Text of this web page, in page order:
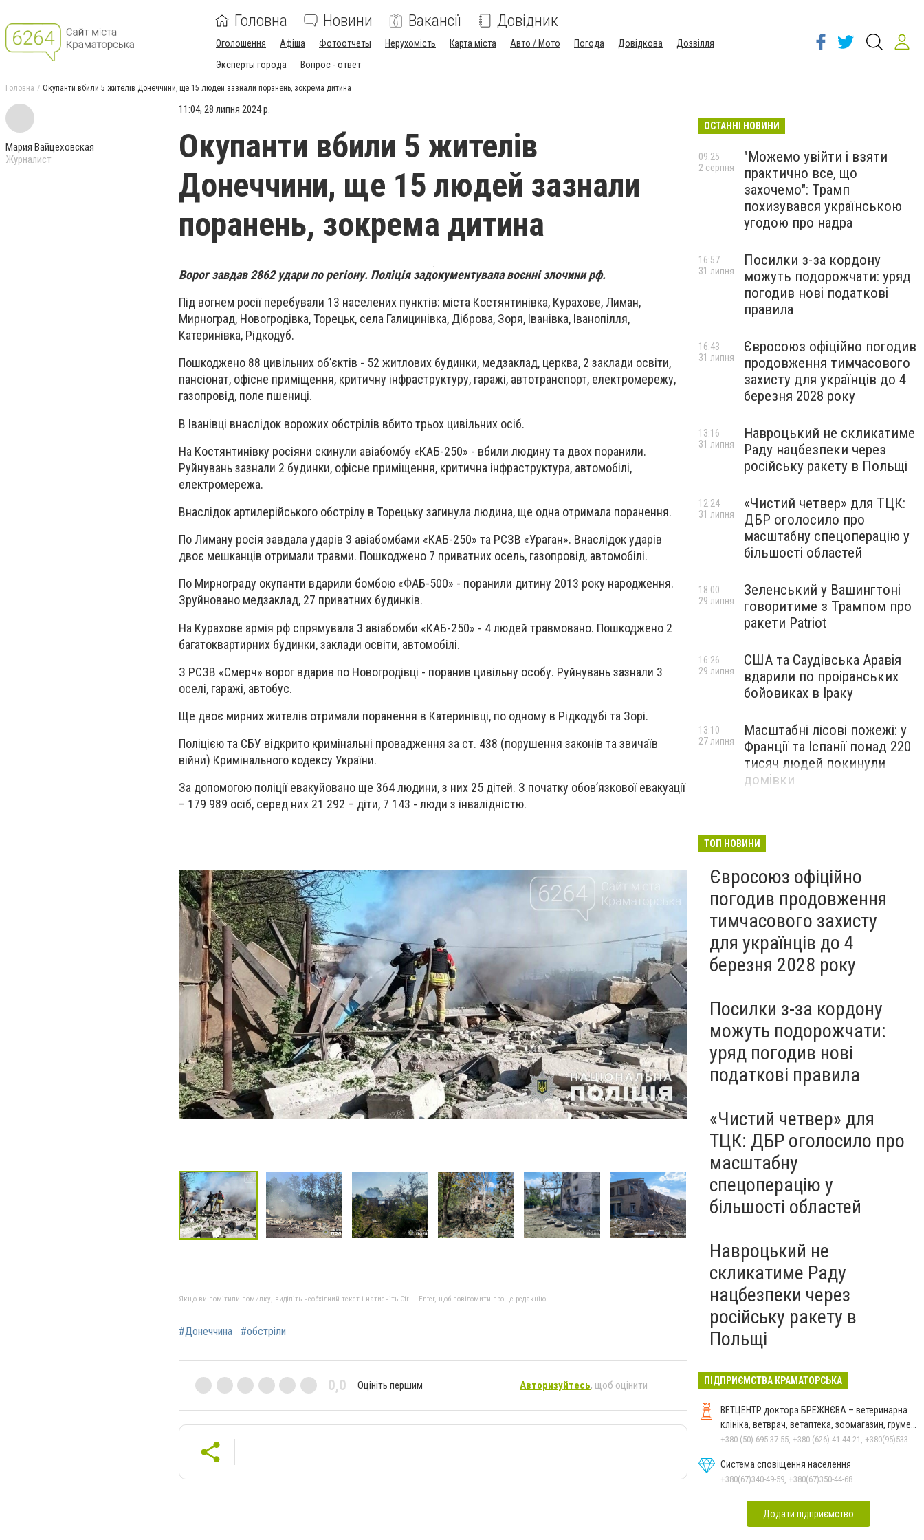
Головна Новини Вакансії Довідник
Оголошення Афіша Фотоотчеты Нерухомість Карта міста Авто / Мото Погода Довідкова
Дозвілля
Эксперты города
Вопрос - ответ
Головна Окупанти вбили 5 жителів Донеччини, ще 15 людей зазнали поранень, зокрема дитина
Мария Вайцеховская
Журналист
11:04, 28 липня 2024 р.
Окупанти вбили 5 жителів
Донеччини, ще 15 людей зазнали
поранень, зокрема дитина
Ворог завдав 2862 удари по регіону. Поліція задокументувала воєнні злочини рф.
Під вогнем росії перебували 13 населених пунктів: міста Костянтинівка, Курахове, Лиман,
Мирноград, Новогродівка, Торецьк, села Галицинівка, Діброва, Зоря, Іванівка, Іванопілля,
Катеринівка, Рідкодуб.
Пошкоджено 88 цивільних об’єктів - 52 житлових будинки, медзаклад, церква, 2 заклади освіти,
пансіонат, офісне приміщення, критичну інфраструктуру, гаражі, автотранспорт, електромережу,
газопровід, поле пшениці.
В Іванівці внаслідок ворожих обстрілів вбито трьох цивільних осіб.
На Костянтинівку росіяни скинули авіабомбу «КАБ-250» - вбили людину та двох поранили.
Руйнувань зазнали 2 будинки, офісне приміщення, критична інфраструктура, автомобілі,
електромережа.
Внаслідок артилерійського обстрілу в Торецьку загинула людина, ще одна отримала поранення.
По Лиману росія завдала ударів 3 авіабомбами «КАБ-250» та РСЗВ «Ураган». Внаслідок ударів
двоє мешканців отримали травми. Пошкоджено 7 приватних осель, газопровід, автомобілі.
По Мирнограду окупанти вдарили бомбою «ФАБ-500» - поранили дитину 2013 року народження.
Зруйновано медзаклад, 27 приватних будинків.
На Курахове армія рф спрямувала 3 авіабомби «КАБ-250» - 4 людей травмовано. Пошкоджено 2
багатоквартирних будинки, заклади освіти, автомобілі.
З РСЗВ «Смерч» ворог вдарив по Новогродівці - поранив цивільну особу. Руйнувань зазнали 3
оселі, гаражі, автобус.
Ще двоє мирних жителів отримали поранення в Катеринівці, по одному в Рідкодубі та Зорі.
Поліцією та СБУ відкрито кримінальні провадження за ст. 438 (порушення законів та звичаїв
війни) Кримінального кодексу України.
За допомогою поліції евакуйовано ще 364 людини, з них 25 дітей. З початку обов’язкової евакуації
– 179 989 осіб, серед них 21 292 – діти, 7 143 - люди з інвалідністю.
Якщо ви помітили помилку, виділіть необхідний текст і натисніть Ctrl + Enter, щоб повідомити про це редакцію
#Донеччина #обстріли
0,0 Оцініть першим Авторизуйтесь, щоб оцінити
ОСТАННІ НОВИНИ
"Можемо увійти і взяти
практично все, що
захочемо": Трамп
похизувався українською
угодою про надра
09:25
2 серпня
Посилки з-за кордону
можуть подорожчати: уряд
погодив нові податкові
правила
16:57
31 липня
Євросоюз офіційно погодив
продовження тимчасового
захисту для українців до 4
березня 2028 року
16:43
31 липня
Навроцький не скликатиме
Раду нацбезпеки через
російську ракету в Польщі
13:16
31 липня
«Чистий четвер» для ТЦК:
ДБР оголосило про
масштабну спецоперацію у
більшості областей
12:24
31 липня
Зеленський у Вашингтоні
говоритиме з Трампом про
ракети Patriot
18:00
29 липня
США та Саудівська Аравія
вдарили по проіранських
бойовиках в Іраку
16:26
29 липня
Масштабні лісові пожежі: у
Франції та Іспанії понад 220
тисяч людей покинули
домівки
13:10
27 липня
ТОП НОВИНИ
Євросоюз офіційно
погодив продовження
тимчасового захисту
для українців до 4
березня 2028 року
Посилки з-за кордону
можуть подорожчати:
уряд погодив нові
податкові правила
«Чистий четвер» для
ТЦК: ДБР оголосило про
масштабну
спецоперацію у
більшості областей
Навроцький не
скликатиме Раду
нацбезпеки через
російську ракету в
Польщі
ПІДПРИЄМСТВА КРАМАТОРСЬКА
ВЕТЦЕНТР доктора БРЕЖНЄВА – ветеринарна
клініка, ветврач, ветаптека, зоомагазин, грумер,
стрижки.
+380 (50) 695-37-55, +380 (626) 41-44-21, +380(95)533-90-03
Система сповіщення населення
+380(67)340-49-59, +380(67)350-44-68
Додати підприємство